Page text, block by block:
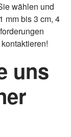
wählen und
mm bis 3 cm, 4
uns